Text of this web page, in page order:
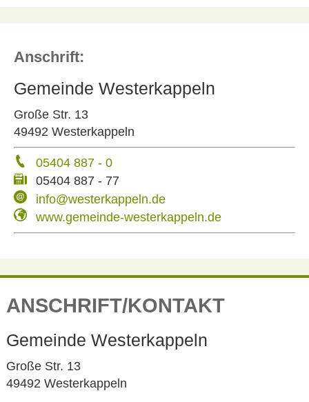
Anschrift:
Gemeinde Westerkappeln
Große Str. 13
49492 Westerkappeln
05404 887 - 0
05404 887 - 77
info@westerkappeln.de
www.gemeinde-westerkappeln.de
ANSCHRIFT/KONTAKT
Gemeinde Westerkappeln
Große Str. 13
49492 Westerkappeln